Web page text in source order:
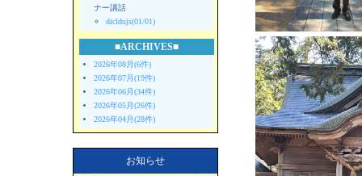
ナー講話
dicldujs(01/01)
■ARCHIVES■
2026年08月(6件)
2026年07月(19件)
2026年06月(34件)
2026年05月(26件)
2026年04月(28件)
お知らせ